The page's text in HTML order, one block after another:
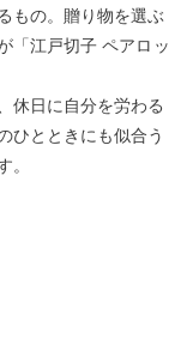
もの。贈り物を選ぶ
「江戸切子 ペアロッ
休日に自分を労わる
ひとときにも似合う
。